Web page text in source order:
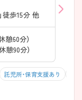
徒歩15分 他
憩60分）
憩90分）
託児所・保育支援あり